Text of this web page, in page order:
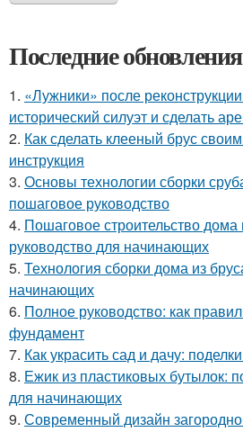
Последние
1. «Лужники» после
исторический силуэт и сделать
2. Как сделать клееный брус
инструкция
3. Основы технологии сборки
пошаговое руководство
4. Пошаговое строительство дома
руководство для начинающих
5. Технология сборки дома из
начинающих
6. Полное руководство: как
фундамент
7. Как украсить сад и дачу:
8. Ежик из пластиковых бутылок:
для начинающих
9. Современный дизайн